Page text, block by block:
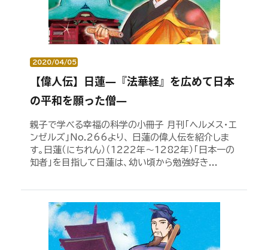
2020/04/05
【偉人伝】日蓮―『法華経』を広めて日本
の平和を願った僧―
親子で学べる幸福の科学の小冊子 月刊「ヘルメス・エ
ンゼルズ」No.266より、 日蓮の偉人伝を紹介しま
す。日蓮（にちれん）（1222年～1282年）「日本一の
知者」を目指して日蓮は、幼い頃から勉強好き...